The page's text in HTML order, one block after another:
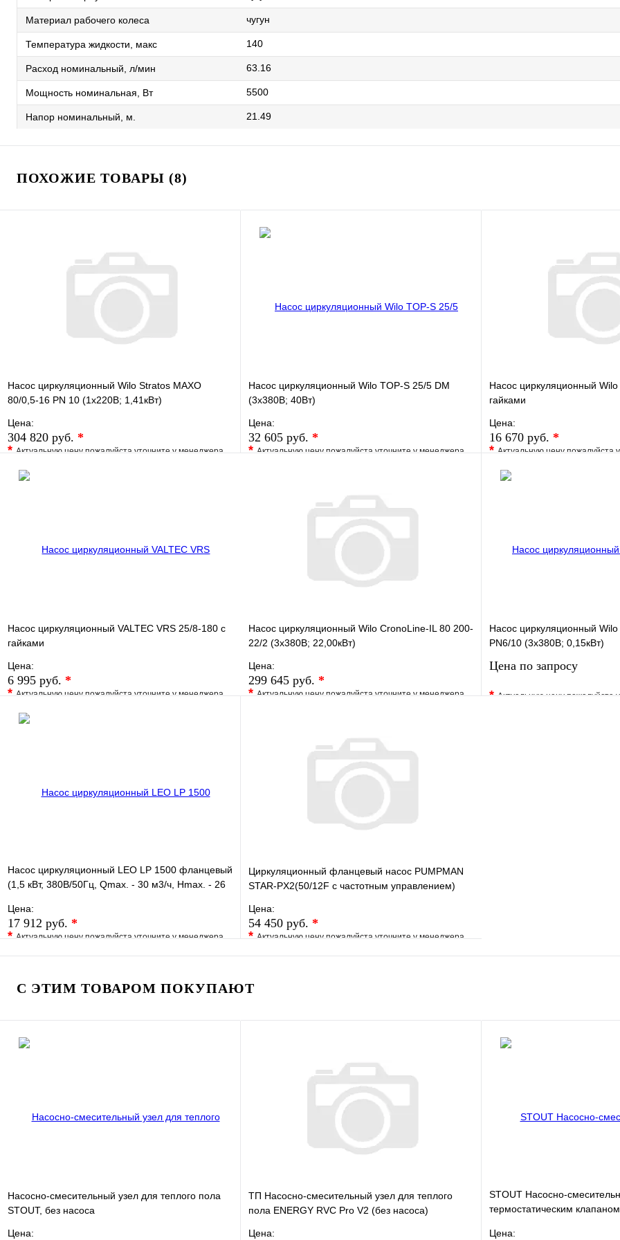
Материал рабочего колеса чугун
Температура жидкости, макс 140
Расход номинальный, л/мин 63.16
Мощность номинальная, Вт 5500
Напор номинальный, м. 21.49
ПОХОЖИЕ ТОВАРЫ (8)
Насос циркуляционный Wilo Stratos MAXO
80/0,5-16 PN 10 (1х220В; 1,41кВт)
Цена:
304 820 руб. *
*Актуальную цену пожалуйста уточните у менеджера
В избранное
Насос циркуляционный Wilo TOP-S 25/5 DM
(3х380В; 40Вт)
Цена:
32 605 руб. *
*Актуальную цену пожалуйста уточните у менеджера
В корзину
Насос циркуляционный
гайками
Цена:
16 670 руб. *
*Актуальную цену пожалуйста
В избранное
Насос циркуляционный VALTEC VRS 25/8-180 с
гайками
Цена:
6 995 руб. *
*Актуальную цену пожалуйста уточните у менеджера
В избранное
Насос циркуляционный Wilo CronoLine-IL 80 200-
22/2 (3х380В; 22,00кВт)
Цена:
299 645 руб. *
*Актуальную цену пожалуйста уточните у менеджера
В корзину
Насос циркуляционный
PN6/10 (3х380В; 0,15кВт)
Цена по запросу
*Актуальную цену пожалуйста
Насос циркуляционный LEO LP 1500 фланцевый
(1,5 кВт, 380В/50Гц, Qmax. - 30 м3/ч, Hmax. - 26
Цена:
17 912 руб. *
*Актуальную цену пожалуйста уточните у менеджера
В избранное Сравнение
В корзину
Циркуляционный фланцевый насос PUMPMAN
STAR-PX2(50/12F с частотным управлением)
Цена:
54 450 руб. *
*Актуальную цену пожалуйста уточните у менеджера
В избранное Сравнение
В корзину
С ЭТИМ ТОВАРОМ ПОКУПАЮТ
Насосно-смесительный узел для теплого пола
STOUT, без насоса
Цена:
ТП Насосно-смесительный узел для теплого
пола ENERGY RVC Pro V2 (без насоса)
Цена:
STOUT Насосно-
термостатическим
Цена: